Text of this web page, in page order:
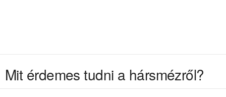
Mit érdemes tudni a hársmézről?